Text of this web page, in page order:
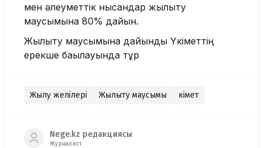
мен әлеуметтік нысандар жылыту
маусымына 80% дайын.
Жылыту маусымына дайындық Үкіметтің
ерекше бақылауында тұр
Жылу желілері Жылыту маусымы Үкімет
Nege.kz редакциясы
Журналист